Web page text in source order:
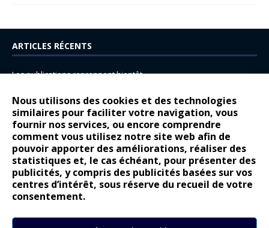
Nous utilisons des cookies et des technologies
similaires pour faciliter votre navigation, vous
fournir nos services, ou encore comprendre
comment vous utilisez notre site web afin de
pouvoir apporter des améliorations, réaliser des
statistiques et, le cas échéant, pour présenter des
publicités, y compris des publicités basées sur vos
centres d’intérêt, sous réserve du recueil de votre
consentement.
ARTICLES RÉCENTS
Les publications reprennent bientôt…
14 juillet : nouveau film de marque pour Citroën
Renault Espace : voyage, voyage…
Peugeot E-208 GTi : naissance d’une légende
COMMENTAIRES RÉCENTS
Bernard Dardartdans
Gilly